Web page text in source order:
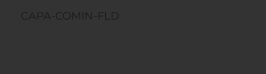
CAPA-COMIN-FLD